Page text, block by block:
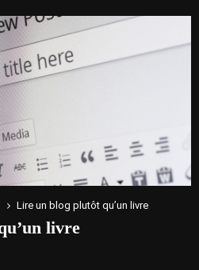
Lire un blog plutôt qu’un livre
livre